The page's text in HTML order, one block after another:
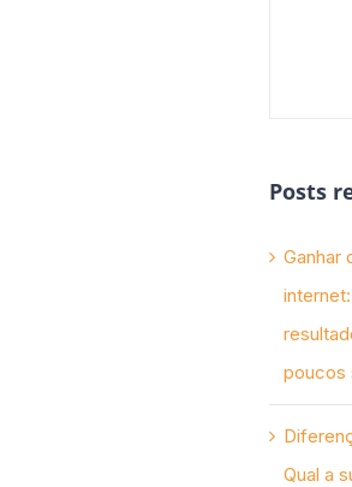
Posts
Ganhar
poucos
Qual a